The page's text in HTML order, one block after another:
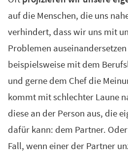
auf die Menschen, die uns
verhindert, dass wir uns mit
Problemen
beispielsweise mit dem
und gerne dem Chef die
kommt mit schlechter Laune
diese an der Person aus, die
dafür kann: dem Partner.
Fall, wenn einer der Partner